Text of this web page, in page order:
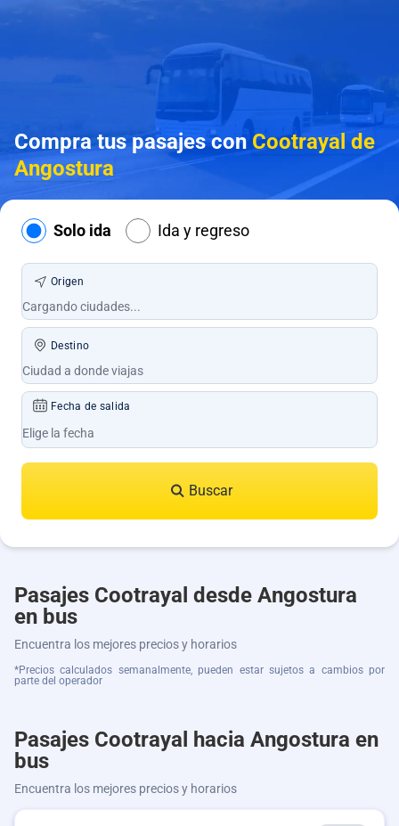
Compra tus pasajes con Cootrayal de
Angostura
Solo ida Ida y regreso
Origen
Destino
Fecha de salida
Buscar
Pasajes Cootrayal desde Angostura
en bus
Encuentra los mejores precios y horarios
*Precios calculados semanalmente, pueden estar sujetos a cambios por
parte del operador
Pasajes Cootrayal hacia Angostura en
bus
Encuentra los mejores precios y horarios